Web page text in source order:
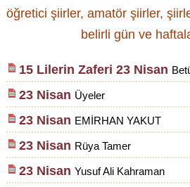
öğretici şiirler, amatör şiirler,
belirli gün ve
15 Lilerin Zaferi 23 Nisan
23 Nisan Üyeler
23 Nisan EMİRHAN YAKUT
23 Nisan Rüya Tamer
23 Nisan Yusuf Ali Kahraman